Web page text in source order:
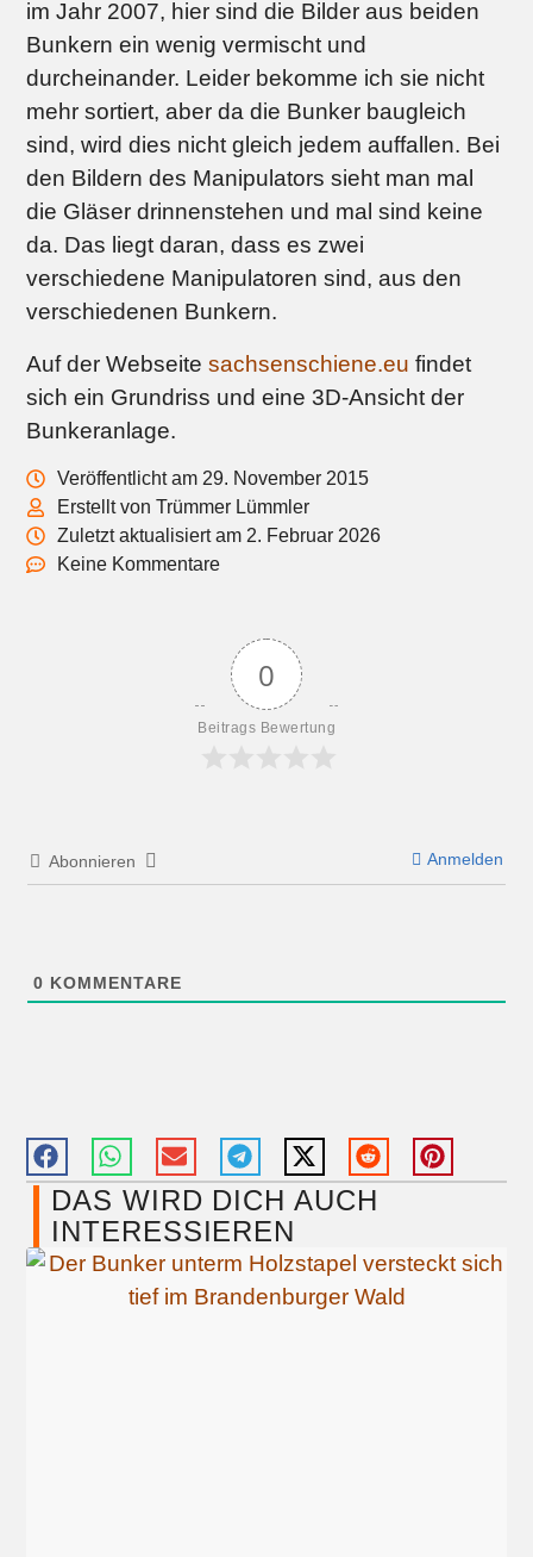
im Jahr 2007, hier sind die Bilder aus beiden
Bunkern ein wenig vermischt und
durcheinander. Leider bekomme ich sie nicht
mehr sortiert, aber da die Bunker baugleich
sind, wird dies nicht gleich jedem auffallen. Bei
den Bildern des Manipulators sieht man mal
die Gläser drinnenstehen und mal sind keine
da. Das liegt daran, dass es zwei
verschiedene Manipulatoren sind, aus den
verschiedenen Bunkern.
Auf der Webseitesachsenschiene.eu findet
sich ein Grundriss und eine 3D-Ansicht der
Bunkeranlage.
Veröffentlicht am 29. November 2015
Erstellt von Trümmer Lümmler
Zuletzt aktualisiert am 2. Februar 2026
Keine Kommentare
0
Beitrags Bewertung
Abonnieren Anmelden
0 KOMMENTARE
DAS WIRD DICH AUCH
INTERESSIEREN​